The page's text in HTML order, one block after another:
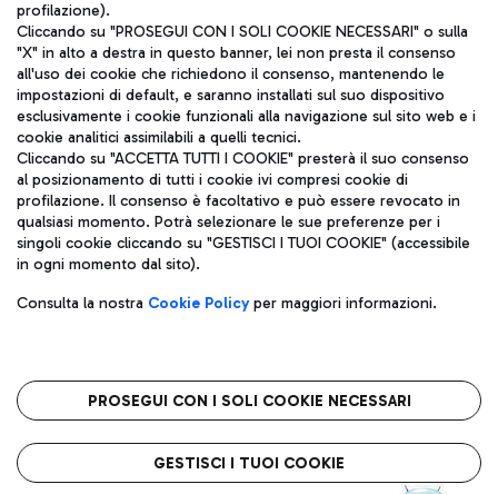
Aeroporti di Roma S.p.A. - Società soggetta a direzione e
coordinamento di Mundys S.p.A.
Codice fiscale e Registro delle Imprese di Roma 13032990155 P.
IVA 06572251004
Capitale sociale 62.224.743,00 int. vers.
Sede legale: Via Pier Paolo Racchetti 1 - 00054 Fiumicino (RM)
telefono +39 06 65951
Privacy policy
Note legali
L'aeroporto stellato
QUALITÀ SOSTENIBILITÀ INNOVAZIONE
profilazione).
Cliccando su "PROSEGUI CON I SOLI COOKIE NECESSARI" o sulla
"X" in alto a destra in questo banner, lei non presta il consenso
all'uso dei cookie che richiedono il consenso, mantenendo le
impostazioni di default, e saranno installati sul suo dispositivo
esclusivamente i cookie funzionali alla navigazione sul sito web e i
cookie analitici assimilabili a quelli tecnici.
Cliccando su "ACCETTA TUTTI I COOKIE" presterà il suo consenso
al posizionamento di tutti i cookie ivi compresi cookie di
profilazione. Il consenso è facoltativo e può essere revocato in
qualsiasi momento. Potrà selezionare le sue preferenze per i
singoli cookie cliccando su "GESTISCI I TUOI COOKIE" (accessibile
in ogni momento dal sito).
Consulta la nostra Cookie Policyper maggiori informazioni.
PROSEGUI CON I SOLI COOKIE NECESSARI
GESTISCI I TUOI COOKIE